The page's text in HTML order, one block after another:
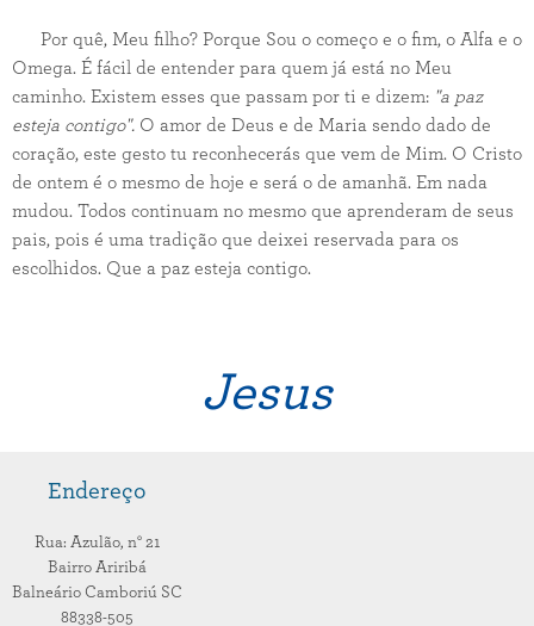
Por quê, Meu filho? Porque Sou o começo e o fim, o Alfa e o
Omega. É fácil de entender para quem já está no Meu
caminho. Existem esses que passam por ti e dizem: "a paz
esteja contigo". O amor de Deus e de Maria sendo dado de
coração, este gesto tu reconhecerás que vem de Mim. O Cristo
de ontem é o mesmo de hoje e será o de amanhã. Em nada
mudou. Todos continuam no mesmo que aprenderam de seus
pais, pois é uma tradição que deixei reservada para os
escolhidos. Que a paz esteja contigo.
Jesus
Endereço
Rua: Azulão, n° 21
Bairro Ariribá
Balneário Camboriú SC
88338-505